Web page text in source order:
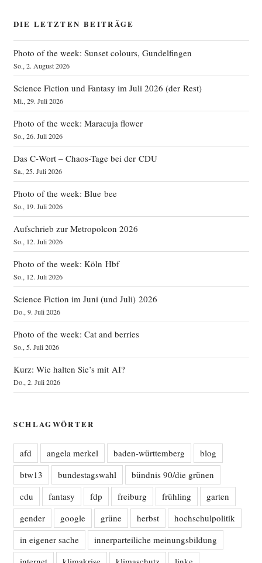
DIE LETZTEN BEITRÄGE
Photo of the week: Sunset colours, Gundelfingen
So., 2. August 2026
Science Fiction und Fantasy im Juli 2026 (der Rest)
Mi., 29. Juli 2026
Photo of the week: Maracuja flower
So., 26. Juli 2026
Das C‑Wort – Chaos-Tage bei der CDU
Sa., 25. Juli 2026
Photo of the week: Blue bee
So., 19. Juli 2026
Aufschrieb zur Metropolcon 2026
So., 12. Juli 2026
Photo of the week: Köln Hbf
So., 12. Juli 2026
Science Fiction im Juni (und Juli) 2026
Do., 9. Juli 2026
Photo of the week: Cat and berries
So., 5. Juli 2026
Kurz: Wie halten Sie’s mit AI?
Do., 2. Juli 2026
SCHLAGWÖRTER
afd angela merkel baden-württemberg
blog
btw13
bundestagswahl
bündnis 90/die grünen
cdu
fantasy fdp freiburg frühling
garten
gender
google grüne herbst
hochschulpolitik
in eigener sache
innerparteiliche meinungsbildung